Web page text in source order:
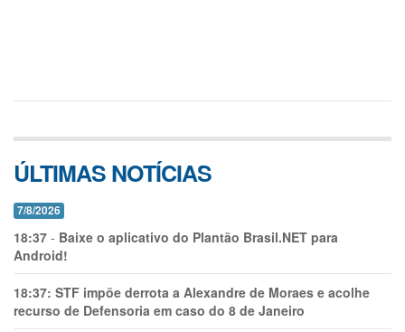
ÚLTIMAS NOTÍCIAS
7/8/2026
18:37 - Baixe o aplicativo do Plantão Brasil.NET para
Android!
18:37: STF impõe derrota a Alexandre de Moraes e acolhe
recurso de Defensoria em caso do 8 de Janeiro